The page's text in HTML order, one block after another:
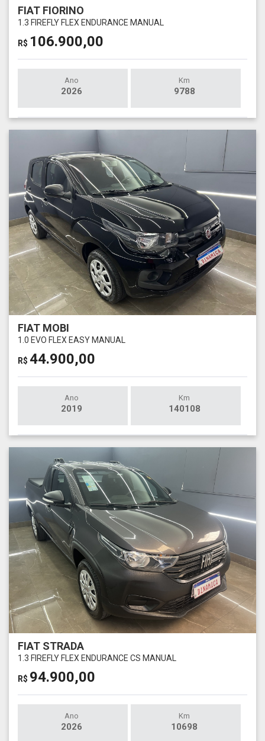
FIAT FIORINO
1.3 FIREFLY FLEX ENDURANCE MANUAL
R$ 106.900,00
Ano
2026
Km
9788
FIAT MOBI
1.0 EVO FLEX EASY MANUAL
R$ 44.900,00
Ano
2019
Km
140108
FIAT STRADA
1.3 FIREFLY FLEX ENDURANCE CS MANUAL
R$ 94.900,00
Ano
2026
Km
10698